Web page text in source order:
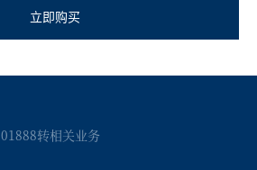
立即购买
转相关业务